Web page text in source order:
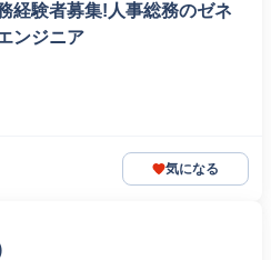
経験者募集!人事総務のゼネ
ンジニア
気になる